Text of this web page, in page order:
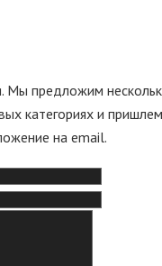
Мы предложим
категориях и
на email.